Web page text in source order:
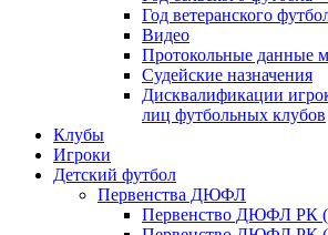
Год ветеранского
Видео
Протокольные данные
Судейские назначения
Дисквалификации
лиц футбольных клубов
Клубы
Игроки
Детский футбол
Первенства ДЮФЛ
Первенство ДЮФЛ РК